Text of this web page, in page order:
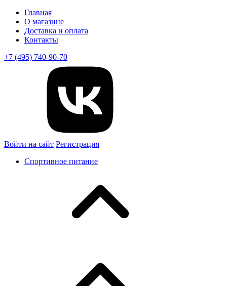
Главная
О магазине
Доставка и оплата
Контакты
+7 (495) 740-90-70
Войти на сайт Регистрация
Спортивное питание